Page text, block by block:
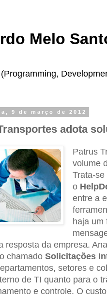
Melo
9 de março de 2012
adota
Patrus
volume
Trata-
o
entre a
haja um
resposta da empresa.
chamado Solicitações
setores e
de TI quanto para o
e controle. O